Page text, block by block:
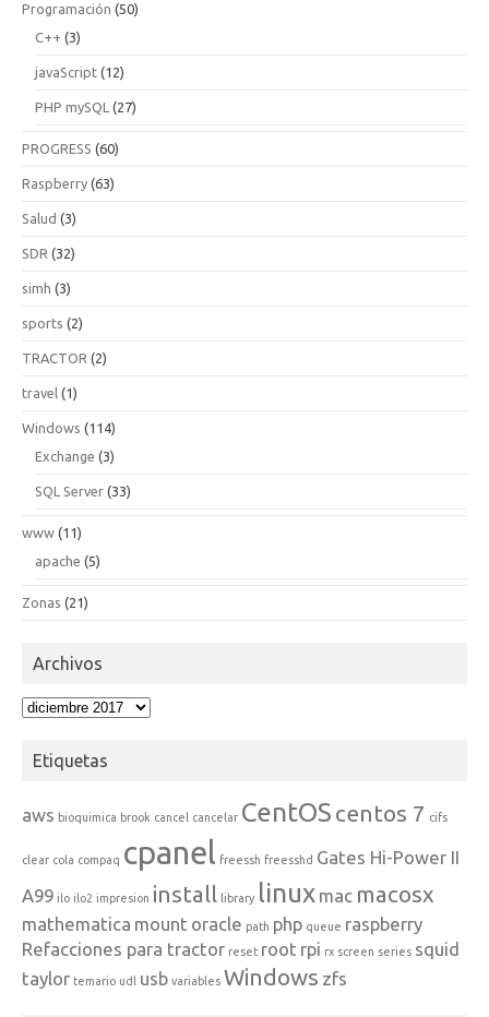
Programación (50)
C++ (3)
javaScript (12)
PHP mySQL (27)
PROGRESS (60)
Raspberry (63)
Salud (3)
SDR (32)
simh (3)
sports (2)
TRACTOR (2)
travel (1)
Windows (114)
Exchange (3)
SQL Server (33)
www (11)
apache (5)
Zonas (21)
Archivos
Archivos
Etiquetas
aws bioquimica brook cancel cancelar CentOS centos 7 cifs
clear cola compaq cpanel freessh freesshd Gates Hi-Power II
A99 ilo ilo2 impresion install library linux mac macosx
mathematica mount oracle path php queue raspberry
Refacciones para tractor reset root rpi rx screen series squid
taylor temario udl usb variables Windows zfs